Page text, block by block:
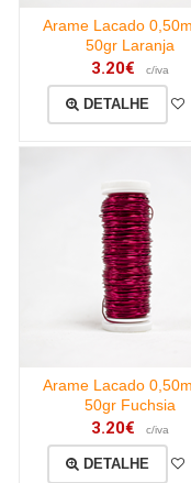
Arame Lacado
50gr Laranja
3.20€ c/iva
DETALHE
Arame Lacado
50gr Fuchsia
3.20€ c/iva
DETALHE